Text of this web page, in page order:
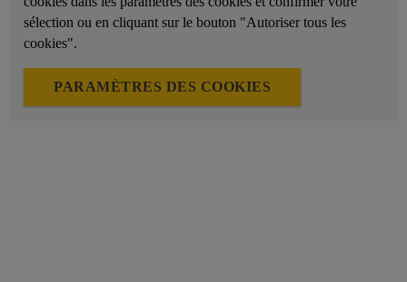
sélection ou en cliquant sur le bouton "Autoriser tous les
cookies".
PARAMÈTRES DES COOKIES